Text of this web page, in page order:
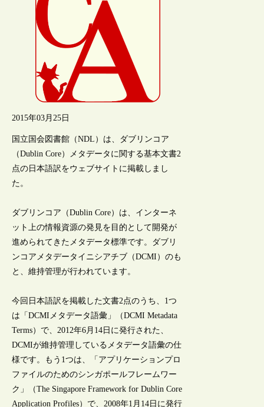
2015年03月25日
国立国会図書館（NDL）は、ダブリンコア
（Dublin Core）メタデータに関する基本文書2
点の日本語訳をウェブサイトに掲載しまし
た。
ダブリンコア（Dublin Core）は、インターネ
ット上の情報資源の発見を目的として開発が
進められてきたメタデータ標準です。ダブリ
ンコアメタデータイニシアチブ（DCMI）のも
と、維持管理が行われています。
今回日本語訳を掲載した文書2点のうち、1つ
は「DCMIメタデータ語彙」（DCMI Metadata
Terms）で、2012年6月14日に発行された、
DCMIが維持管理しているメタデータ語彙の仕
様です。もう1つは、「アプリケーションプロ
ファイルのためのシンガポールフレームワー
ク」（The Singapore Framework for Dublin Core
Application Profiles）で、2008年1月14日に発行